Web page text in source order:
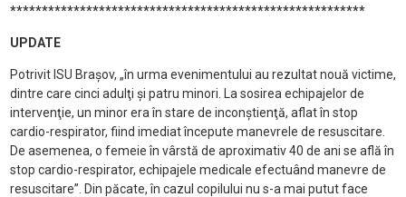
********************************************************
UPDATE
Potrivit ISU Brașov, „în urma evenimentului au rezultat nouă victime,
dintre care cinci adulţi şi patru minori. La sosirea echipajelor de
intervenţie, un minor era în stare de inconştienţă, aflat în stop
cardio-respirator, fiind imediat începute manevrele de resuscitare.
De asemenea, o femeie în vârstă de aproximativ 40 de ani se află în
stop cardio-respirator, echipajele medicale efectuând manevre de
resuscitare”. Din păcate, în cazul copilului nu s-a mai putut face